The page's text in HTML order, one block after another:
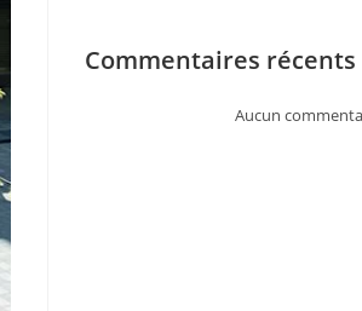
Commentaires récents
Aucun